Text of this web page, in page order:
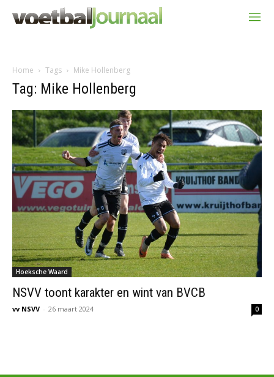
Home Tags Mike Hollenberg
Tag: Mike Hollenberg
Hoeksche Waard
NSVV toont karakter en wint van BVCB
vv NSVV - 26 maart 2024 0